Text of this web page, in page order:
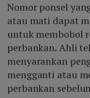
Nomor ponsel
atau mati dapat
untuk membobol
perbankan. Ahli
menyarankan
mengganti atau
perbankan